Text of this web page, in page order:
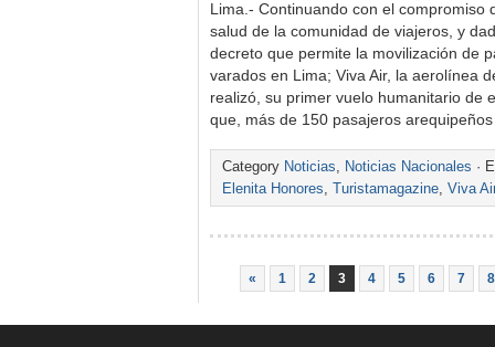
Lima.- Continuando con el compromiso
salud de la comunidad de viajeros, y
decreto que permite la movilización de
varados en Lima; Viva Air, la aerolínea
realizó, su primer vuelo humanitario de
que, más de 150 pasajeros
Category Noticias, Noticias Nacionales ·
Elenita Honores, Turistamagazine, Viva
« 1 2 3 4 5 6 7 8